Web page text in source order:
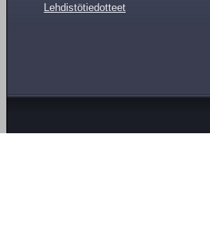
Lehdistötiedotteet